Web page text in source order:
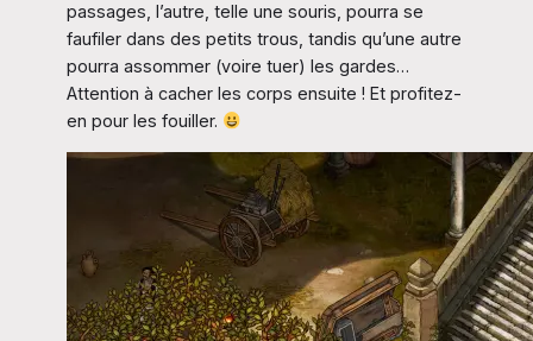
passages, l’autre, telle une souris, pourra se
faufiler dans des petits trous, tandis qu’une autre
pourra assommer (voire tuer) les gardes…
Attention à cacher les corps ensuite ! Et profitez-
en pour les fouiller.